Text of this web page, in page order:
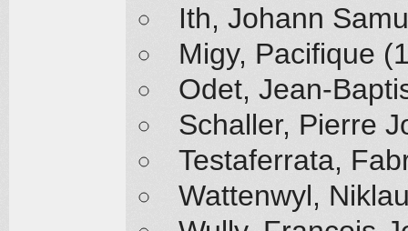
Ith, Johann
Migy, Pacifique
Odet, Jean-
Schaller, Pierre
Testaferrata,
Wattenwyl,